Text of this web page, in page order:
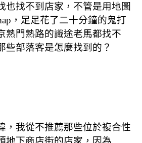
也找不到店家，不管是用地圖
p ，足足花了二十分鐘的鬼打
熟門熟路的識途老馬都找不
些部落客是怎麼找到的？
，我從不推薦那些位於複合性
地下商店街的店家，因為